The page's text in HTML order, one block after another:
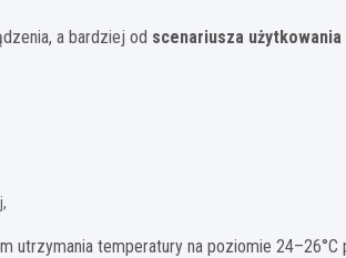
a bardziej od scenariusza użytkowania
temperatury na poziomie 24–26°C